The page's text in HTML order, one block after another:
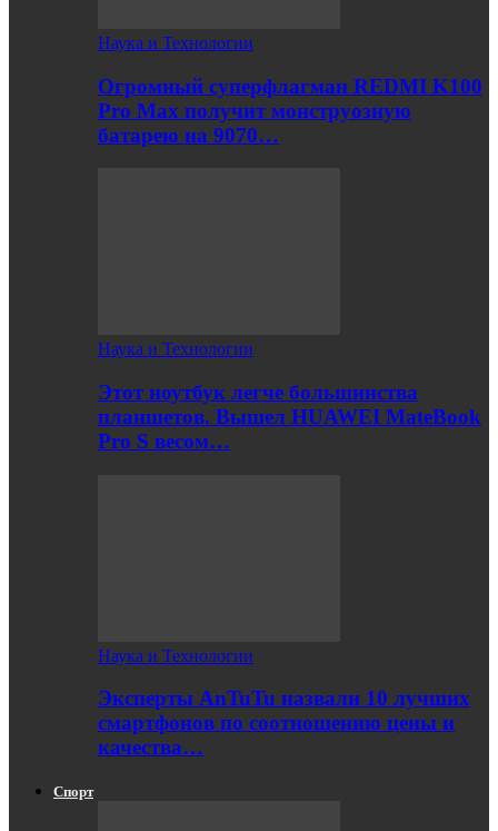
Наука и Технологии
Огромный суперфлагман REDMI K100
Pro Max получит монструозную
батарею на 9070…
Наука и Технологии
Этот ноутбук легче большинства
планшетов. Вышел HUAWEI MateBook
Pro S весом…
Наука и Технологии
Эксперты AnTuTu назвали 10 лучших
смартфонов по соотношению цены и
качества…
Спорт